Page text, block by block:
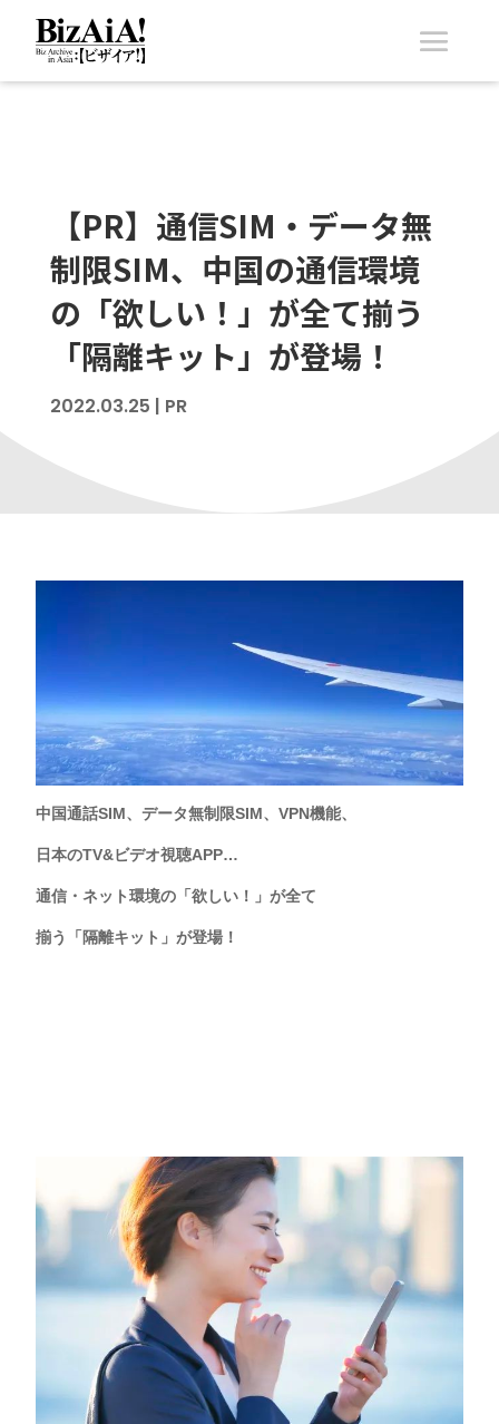
【PR】通信SIM・データ無
制限SIM、中国の通信環境
の「欲しい！」が全て揃う
「隔離キット」が登場！
2022.03.25 | PR
中国通話SIM、データ無制限SIM、VPN機能、
日本のTV&ビデオ視聴APP…
通信・ネット環境の「欲しい！」が全て
揃う「隔離キット」が登場！